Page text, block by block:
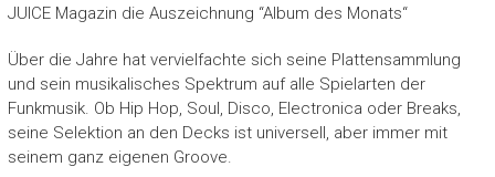
JUICE Magazin die Auszeichnung “Album des Monats“
Über die Jahre hat vervielfachte sich seine Plattensammlung
und sein musikalisches Spektrum auf alle Spielarten der
Funkmusik. Ob Hip Hop, Soul, Disco, Electronica oder Breaks,
seine Selektion an den Decks ist universell, aber immer mit
seinem ganz eigenen Groove.